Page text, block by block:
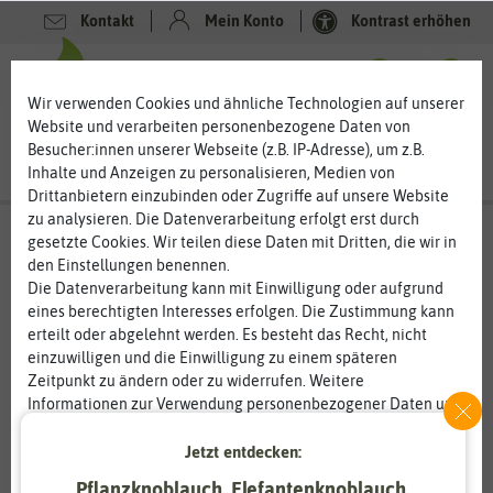
Kontakt Mein Konto Kontrast erhöhen
Wir verwenden Cookies und ähnliche Technologien auf unserer
Website und verarbeiten personenbezogene Daten von
Besucher:innen unserer Webseite (z.B. IP-Adresse), um z.B.
Inhalte und Anzeigen zu personalisieren, Medien von
Drittanbietern einzubinden oder Zugriffe auf unsere Website
zu analysieren. Die Datenverarbeitung erfolgt erst durch
gesetzte Cookies. Wir teilen diese Daten mit Dritten, die wir in
den Einstellungen benennen.
Die Datenverarbeitung kann mit Einwilligung oder aufgrund
eines berechtigten Interesses erfolgen. Die Zustimmung kann
erteilt oder abgelehnt werden. Es besteht das Recht, nicht
einzuwilligen und die Einwilligung zu einem späteren
Zeitpunkt zu ändern oder zu widerrufen. Weitere
Informationen zur Verwendung personenbezogener Daten und
Essenziell Statistik
Jetzt entdecken: